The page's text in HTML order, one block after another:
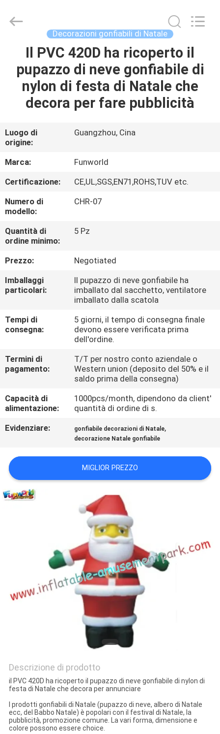
CASA
PRODOTTI
CIRCA
NOI
GIRO
DELLA
FABBRICA
CONTROLLO
DI
QUALITÀ
COMPANY
MAPPA
SITO
POLICY
Inflatables
Limited.
Decorazioni gonfiabili di Natale
Il PVC 420D ha ricoperto il
pupazzo di neve gonfiabile di
nylon di festa di Natale che
decora per fare pubblicità
Luogo di
origine:
Guangzhou, Cina
Marca:
Funworld
Certificazione:
CE,UL,SGS,EN71,ROHS,TUV etc.
Numero di
modello:
CHR-07
Quantità di
ordine minimo:
5 Pz
Prezzo:
Negotiated
Imballaggi
particolari:
Il pupazzo di neve gonfiabile ha
imballato dal sacchetto, ventilatore
imballato dalla scatola
Tempi di
consegna:
5 giorni, il tempo di consegna finale
devono essere verificata prima
dell'ordine.
Termini di
pagamento:
T/T per nostro conto aziendale o
Western union (deposito del 50% e il
saldo prima della consegna)
Capacità di
alimentazione:
1000pcs/month, dipendono da client'
quantità di ordine di s.
Evidenziare:
gonfiabile decorazioni di Natale,
decorazione Natale gonfiabile
MIGLIOR PREZZO
Descrizione di prodotto
il PVC 420D ha ricoperto il pupazzo di neve gonfiabile di nylon di
festa di Natale che decora per annunciare
I prodotti gonfiabili di Natale (pupazzo di neve, albero di Natale
ecc, del Babbo Natale) è popolari con il festival di Natale, la
pubblicità, promozione comune. La vari forma, dimensione e
colore possono essere choice.